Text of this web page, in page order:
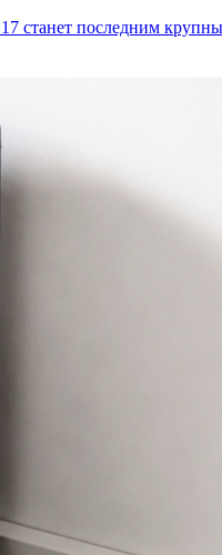
станет последним